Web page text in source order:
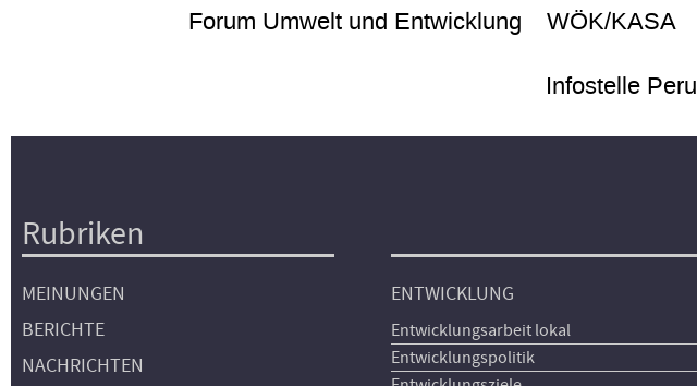
Forum Umwelt und Entwicklung WÖK/KASA
Infostelle Peru
Hauptnavigation
Rubriken
MEINUNGEN
BERICHTE
NACHRICHTEN
ENTWICKLUNG
Entwicklungsarbeit lokal
Entwicklungspolitik